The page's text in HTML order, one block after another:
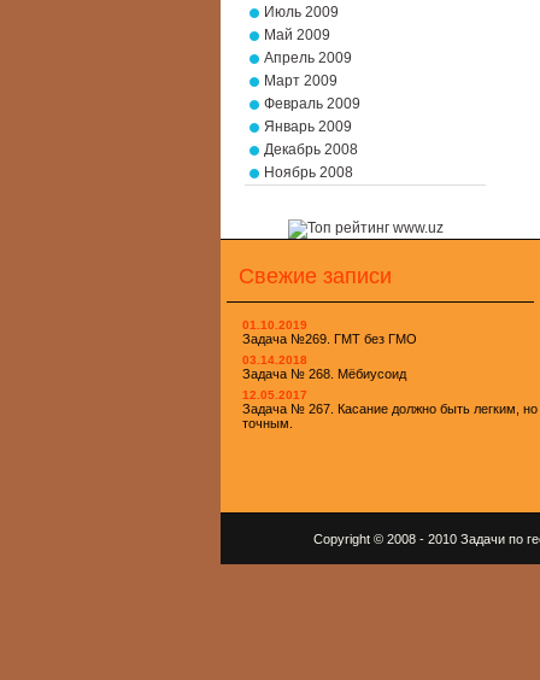
Июль 2009
Май 2009
Апрель 2009
Март 2009
Февраль 2009
Январь 2009
Декабрь 2008
Ноябрь 2008
Свежие записи
01.10.2019
Задача №269. ГМТ без ГМО
03.14.2018
Задача № 268. Мёбиусоид
12.05.2017
Задача № 267. Касание должно быть легким, но
точным.
Copyright © 2008 - 2010 Задачи по